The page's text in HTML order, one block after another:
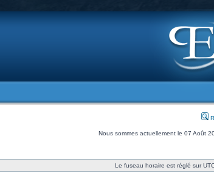
Nous sommes actuellement le 07 Août
Le fuseau horaire est réglé sur